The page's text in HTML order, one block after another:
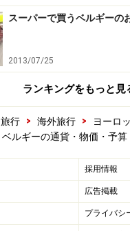
スーパーで買うベルギーの
2013/07/25
ランキングをもっと見
旅行 > 海外旅行 > ヨーロ
ベルギーの通貨・物価・予算
採用情報
広告掲載
プライバシ